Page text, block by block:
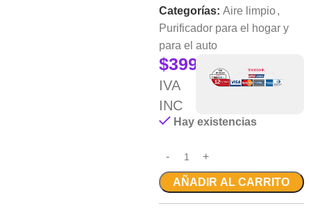
Categorías: Aire limpio,
Purificador para el hogar y
para el auto
$399.000
IVA
INC
Hay existencias
AÑADIR AL CARRITO